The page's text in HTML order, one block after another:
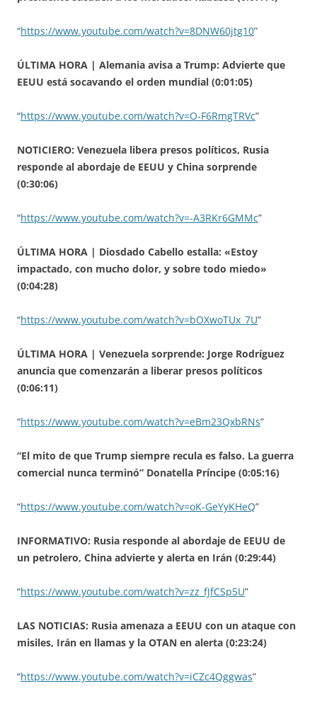
“https://www.youtube.com/watch?v=8DNW60jtg10”
ÚLTIMA HORA | Alemania avisa a Trump: Advierte que
EEUU está socavando el orden mundial (0:01:05)
“https://www.youtube.com/watch?v=O-F6RmgTRVc”
NOTICIERO: Venezuela libera presos políticos, Rusia
responde al abordaje de EEUU y China sorprende
(0:30:06)
“https://www.youtube.com/watch?v=-A3RKr6GMMc”
ÚLTIMA HORA | Diosdado Cabello estalla: «Estoy
impactado, con mucho dolor, y sobre todo miedo»
(0:04:28)
“https://www.youtube.com/watch?v=bOXwoTUx_7U”
ÚLTIMA HORA | Venezuela sorprende: Jorge Rodríguez
anuncia que comenzarán a liberar presos políticos
(0:06:11)
“https://www.youtube.com/watch?v=eBm23QxbRNs”
“El mito de que Trump siempre recula es falso. La guerra
comercial nunca terminó” Donatella Príncipe (0:05:16)
“https://www.youtube.com/watch?v=oK-GeYyKHeQ”
INFORMATIVO: Rusia responde al abordaje de EEUU de
un petrolero, China advierte y alerta en Irán (0:29:44)
“https://www.youtube.com/watch?v=zz_fJfCSp5U”
LAS NOTICIAS: Rusia amenaza a EEUU con un ataque con
misiles, Irán en llamas y la OTAN en alerta (0:23:24)
“https://www.youtube.com/watch?v=iCZc4Qggwas”